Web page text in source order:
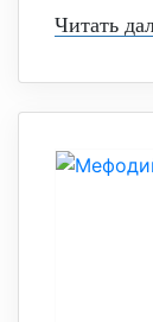
Читать